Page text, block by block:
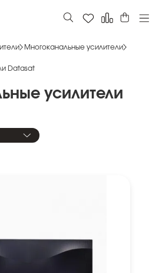
Многоканальные усилители
Datasat
усилители